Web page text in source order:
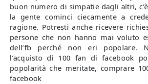
buon numero di simpatie dagli altri,
la gente cominci ciecamente a
ragione. Potresti anche ricevere
persone che non hanno mai voluto
dell’fb perché non eri popolare.
l’acquisto di 100 fan di facebook
popolarità che meritate, comprare
facebook